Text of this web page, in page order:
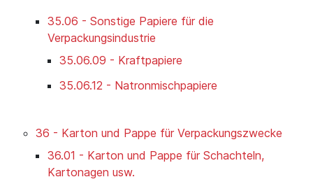
35.06 - Sonstige Papiere für die
Verpackungsindustrie
35.06.09 - Kraftpapiere
35.06.12 - Natronmischpapiere
36 - Karton und Pappe für Verpackungszwecke
36.01 - Karton und Pappe für Schachteln,
Kartonagen usw.